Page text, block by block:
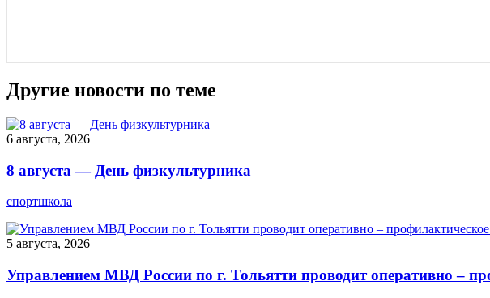
Другие новости по теме
6 августа, 2026
8 августа — День физкультурника
спортшкола
5 августа, 2026
Управлением МВД России по г. Тольятти проводит оперативно –